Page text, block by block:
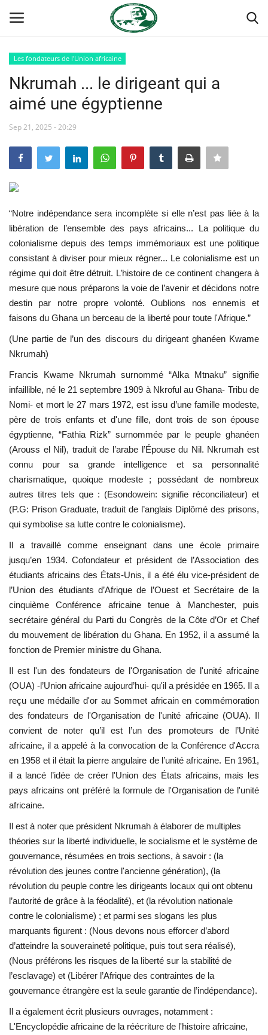
Accueil
Terms & Conditions
Héritage de Gamal Abdel Nasser
L'Égypte
Les auspices
Mouvement de la jeunesse de
Nasser
international
Actualités
Équipe de travail
Les pionniers
Le citoyen mondial
Documents
L'exposition
Références
Gallery
Nos Partenaires
opportunités
Language
English Swahili español
French Arabic
Les fondateurs de l'Union africaine
Nkrumah ... le dirigeant qui a
aimé une égyptienne
Sep 21, 2025 - 20:29
“Notre indépendance sera incomplète si elle n’est pas liée à la
libération de l’ensemble des pays africains... La politique du
colonialisme depuis des temps immémoriaux est une politique
consistant à diviser pour mieux régner... Le colonialisme est un
régime qui doit être détruit. L’histoire de ce continent changera à
mesure que nous préparons la voie de l’avenir et décidons notre
destin par notre propre volonté. Oublions nos ennemis et
faisons du Ghana un berceau de la liberté pour toute l'Afrique.”
(Une partie de l’un des discours du dirigeant ghanéen Kwame
Nkrumah)
Francis Kwame Nkrumah surnommé “Alka Mtnaku” signifie
infaillible, né le 21 septembre 1909 à Nkroful au Ghana- Tribu de
Nomi- et mort le 27 mars 1972, est issu d’une famille modeste,
père de trois enfants et d'une fille, dont trois de son épouse
égyptienne, “Fathia Rizk” surnommée par le peuple ghanéen
(Arouss el Nil), traduit de l’arabe l’Épouse du Nil. Nkrumah est
connu pour sa grande intelligence et sa personnalité
charismatique, quoique modeste ; possédant de nombreux
autres titres tels que : (Esondowein: signifie réconciliateur) et
(P.G: Prison Graduate, traduit de l’anglais Diplômé des prisons,
qui symbolise sa lutte contre le colonialisme).
Il a travaillé comme enseignant dans une école primaire
jusqu’en 1934. Cofondateur et président de l’Association des
étudiants africains des États-Unis, il a été élu vice-président de
l’Union des étudiants d’Afrique de l’Ouest et Secrétaire de la
cinquième Conférence africaine tenue à Manchester, puis
secrétaire général du Parti du Congrès de la Côte d’Or et Chef
du mouvement de libération du Ghana. En 1952, il a assumé la
fonction de Premier ministre du Ghana.
Il est l'un des fondateurs de l'Organisation de l'unité africaine
(OUA) -l’Union africaine aujourd’hui- qu'il a présidée en 1965. Il a
reçu une médaille d'or au Sommet africain en commémoration
des fondateurs de l'Organisation de l'unité africaine (OUA). Il
convient de noter qu’il est l’un des promoteurs de l’Unité
africaine, il a appelé à la convocation de la Conférence d'Accra
en 1958 et il était la pierre angulaire de l’unité africaine. En 1961,
il a lancé l’idée de créer l'Union des États africains, mais les
pays africains ont préféré la formule de l'Organisation de l'unité
africaine.
Il est à noter que président Nkrumah à élaborer de multiples
théories sur la liberté individuelle, le socialisme et le système de
gouvernance, résumées en trois sections, à savoir : (la
révolution des jeunes contre l'ancienne génération), (la
révolution du peuple contre les dirigeants locaux qui ont obtenu
l’autorité de grâce à la féodalité), et (la révolution nationale
contre le colonialisme) ; et parmi ses slogans les plus
marquants figurent : (Nous devons nous efforcer d’abord
d’atteindre la souveraineté politique, puis tout sera réalisé),
(Nous préférons les risques de la liberté sur la stabilité de
l’esclavage) et (Libérer l’Afrique des contraintes de la
gouvernance étrangère est la seule garantie de l’indépendance).
Il a également écrit plusieurs ouvrages, notamment :
L'Encyclopédie africaine de la réécriture de l'histoire africaine,